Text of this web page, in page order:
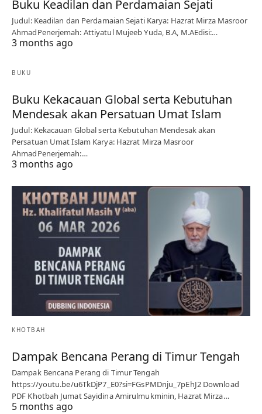
Buku Keadilan dan Perdamaian Sejati
Judul: Keadilan dan Perdamaian Sejati Karya: Hazrat Mirza Masroor
AhmadPenerjemah: Attiyatul Mujeeb Yuda, B.A, M.AEdisi:…
3 months ago
BUKU
Buku Kekacauan Global serta Kebutuhan
Mendesak akan Persatuan Umat Islam
Judul: Kekacauan Global serta Kebutuhan Mendesak akan
Persatuan Umat Islam Karya: Hazrat Mirza Masroor
AhmadPenerjemah:…
3 months ago
KHOTBAH
Dampak Bencana Perang di Timur Tengah
Dampak Bencana Perang di Timur Tengah
https://youtu.be/u6TkDjP7_E0?si=FGsPMDnju_7pEhJ2 Download
PDF Khotbah Jumat Sayidina Amirulmukminin, Hazrat Mirza…
5 months ago